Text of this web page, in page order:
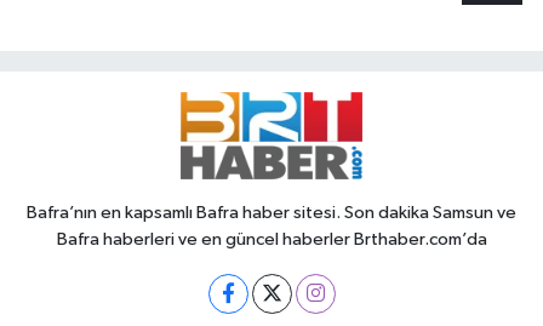
Bafra’nın en kapsamlı Bafra haber sitesi. Son dakika Samsun ve
Bafra haberleri ve en güncel haberler Brthaber.com’da